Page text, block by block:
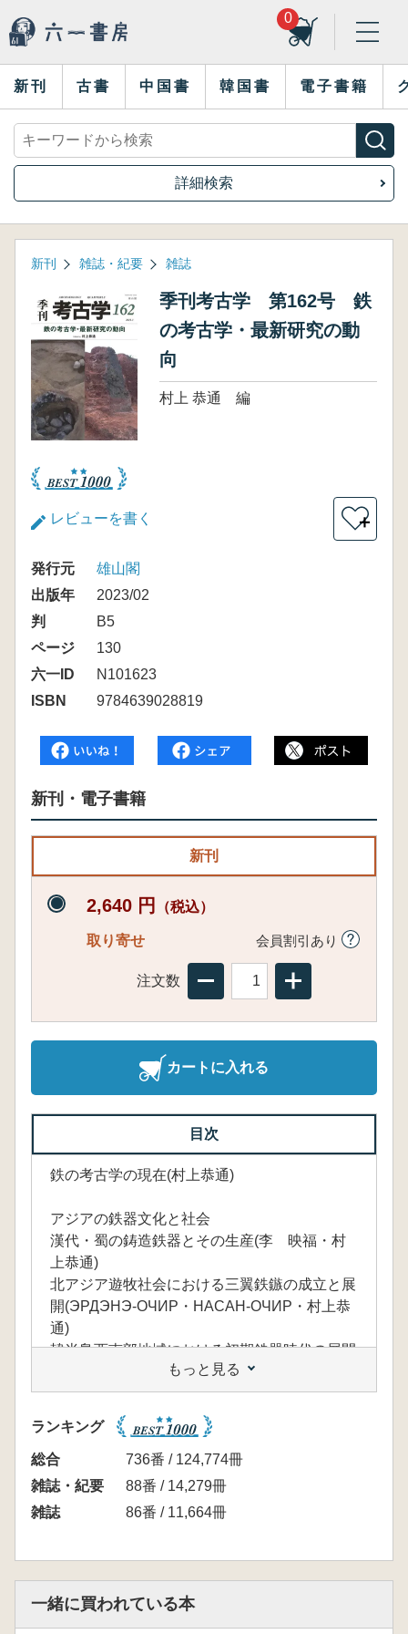
0
新刊 古書 中国書 韓国書 電子書籍
詳細検索
新刊 雑誌・紀要 雑誌
季刊考古学 第162号 鉄
の考古学・最新研究の動
向
村上 恭通 編
レビューを書く ＋
発行元
雄山閣
出版年
2023/02
判
B5
ページ
130
六一ID
N101623
ISBN
9784639028819
新刊・電子書籍
新刊
2,640 円 （税込）
取り寄せ 会員割引あり
注文数
カートに入れる
目次
鉄の考古学の現在(村上恭通)
アジアの鉄器文化と社会
漢代・蜀の鋳造鉄器とその生産(李 映福・村
上恭通)
北アジア遊牧社会における三翼鉄鏃の成立と展
開(ЭРДЭНЭ-ОЧИР・НАСАН-ОЧИР・村上恭
通)
韓半島西南部地域における初期鉄器時代の展開
と新資料(金 想民)
古墳時代前期鉄輸入ルートの多元化と弾琴台型
鉄鋌(李 東冠・武末純一)
韓半島中部地域における鉄製工具組成とその背
景(鄭 宗鎬)
弥生・古墳時代の鉄器生産と社会
東日本における弥生時代鍛冶遺構― 古墳時代
もっと見る
ランキング
総合
736番 / 124,774冊
雑誌・紀要
88番 / 14,279冊
雑誌
86番 / 11,664冊
一緒に買われている本